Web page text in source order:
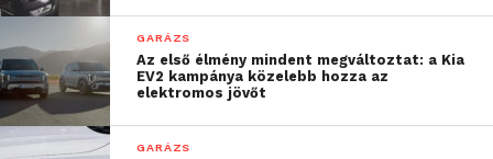
GARÁZS
Az első élmény mindent megváltoztat: a Kia
EV2 kampánya közelebb hozza az
elektromos jövőt
GARÁZS